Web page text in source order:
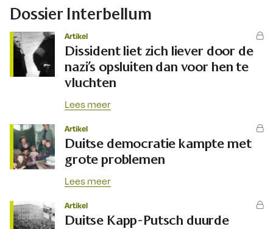
Dossier Interbellum
Artikel
Dissident liet zich liever door de
nazi’s opsluiten dan voor hen te
vluchten
Lees meer
Artikel
Duitse democratie kampte met
grote problemen
Lees meer
Artikel
Duitse Kapp-Putsch duurde